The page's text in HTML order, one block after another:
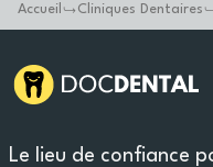
Accueil Cliniques Dentaires
Le lieu de confiance